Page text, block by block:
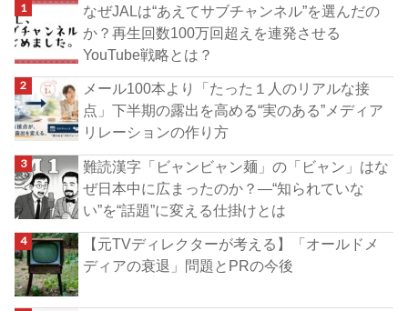
なぜJALは“あえてサブチャンネル”を選んだの
か？再生回数100万回超えを連発させる
YouTube戦略とは？
メール100本より「たった１人のリアルな接
点」下半期の露出を高める“実のある”メディア
リレーションの作り方
難読漢字「ビャンビャン麺」の「ビャン」はな
ぜ日本中に広まったのか？―“知られていな
い”を“話題”に変える仕掛けとは
【元TVディレクターが考える】「オールドメ
ディアの衰退」問題とPRの今後